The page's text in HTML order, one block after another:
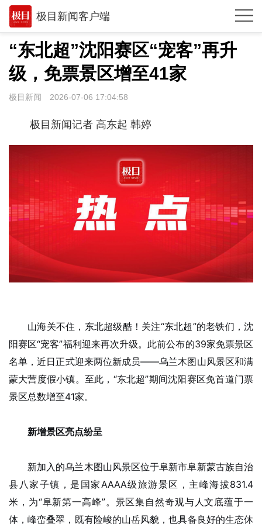
极目新闻客户端
推荐
体育
观点
环球
专题
极客圈
经济
科教
健康
悠游
相亲
汽车
消费
创意
“东北超”沈阳赛区“宠客”再升
级，免票景区增至41家
极目新闻 2026-07-06 17:04:58
极目新闻记者 高东起 韩婷
山海关不住，东北超级酷！关注“东北超”的老铁们，沈
阳赛区“宠客”福利迎来再次升级。此前公布的39家免票景区
名单，近日正式迎来两位新成员——乌兰木图山风景区和满
蒙大营度假小镇。至此，“东北超”期间沈阳赛区免首道门票
景区总数增至41家。
新增景区亮点纷呈
新加入的乌兰木图山风景区位于阜新市阜新蒙古族自治
县八家子镇，是国家AAAA级旅游景区，主峰海拔831.4
米，为“阜新第一高峰”。景区集自然奇观与人文底蕴于一
体，峰峦叠翠，既有险峻的山岳风貌，也具备良好的生态休